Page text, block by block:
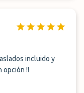
incluido y
opción !!